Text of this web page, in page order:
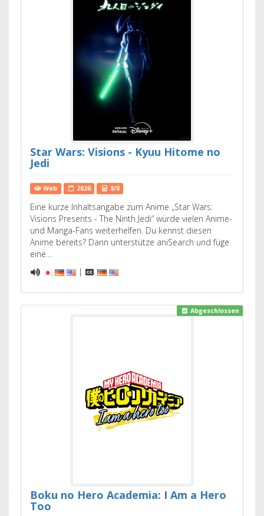
Star Wars: Visions - Kyuu Hitome no
Jedi
Web 2026 8/8
Eine kurze Inhaltsangabe zum Anime „Star Wars:
Visions Presents - The Ninth Jedi“ würde vielen Anime-
und Manga-Fans weiterhelfen. Du kennst diesen
Anime bereits? Dann unterstütze aniSearch und füge
eine…
|
Abgeschlossen
Boku no Hero Academia: I Am a Hero
Too